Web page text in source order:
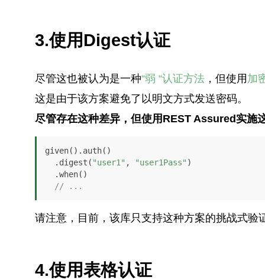
3.使用Digest认证
尽管这也被认为是一种“弱 “认证方法，但使用 加
这是由于该方案避免了以明文方式发送密码。
尽管存在这种差异，但使用REST Assured实施
given().auth()
  .digest(
"user1" , "user1Pass" )
// ...
请注意，目前，该库只支持这种方案的挑战式验
4.使用表格认证